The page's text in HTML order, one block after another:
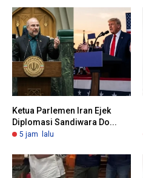
Ketua Parlemen Iran Ejek
Diplomasi Sandiwara Do...
5 jam lalu